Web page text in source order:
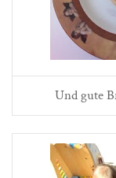
Und gute